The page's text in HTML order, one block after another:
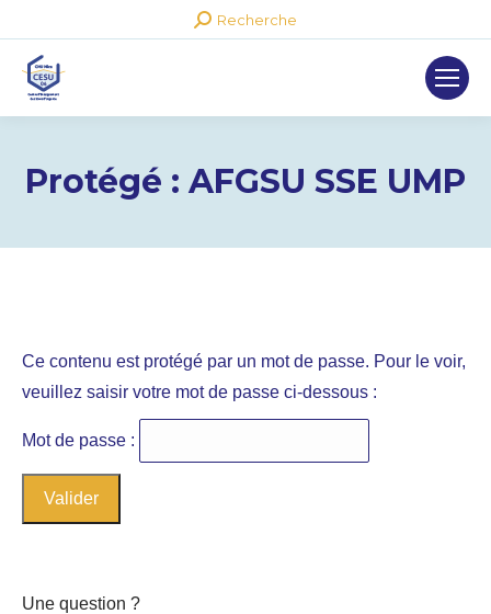
Recherche
:
Recherche
Protégé : AFGSU SSE UMP
Ce contenu est protégé par un mot de passe. Pour le voir,
veuillez saisir votre mot de passe ci-dessous :
Mot de passe :
Une question ?